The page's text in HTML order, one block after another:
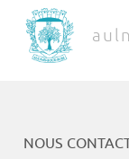
NOUS